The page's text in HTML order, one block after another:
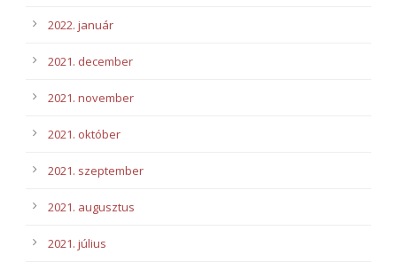
2022. január
2021. december
2021. november
2021. október
2021. szeptember
2021. augusztus
2021. július